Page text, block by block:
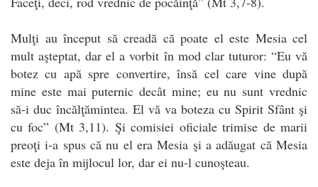
Mulţi au început să creadă că poate el este Mesia cel
mult aşteptat, dar el a vorbit în mod clar tuturor: “Eu vă
botez cu apă spre convertire, însă cel care vine după
mine este mai puternic decât mine; eu nu sunt vrednic
să-i duc încălţămintea. El vă va boteza cu Spirit Sfânt şi
cu foc” (Mt 3,11). Şi comisiei oficiale trimise de marii
preoţi i-a spus că nu el era Mesia şi a adăugat că Mesia
este deja în mijlocul lor, dar ei nu-l cunoşteau.